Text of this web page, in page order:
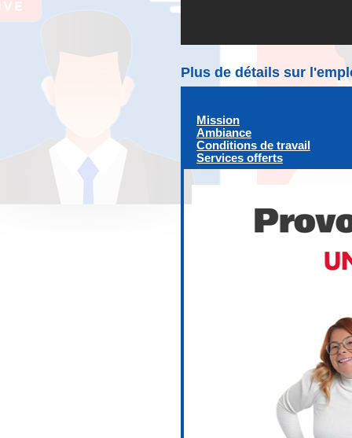
Plus de détails sur
Mission
Ambiance
Conditions de travail
Services offerts